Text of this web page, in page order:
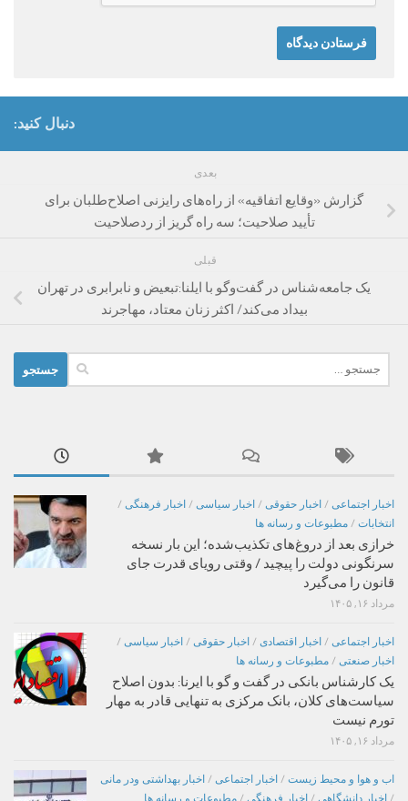
دنبال کنید:
بعدی
گزارش «وقایع اتفاقیه» از راه‌های رایزنی اصلاح‌طلبان برای
تأیید صلاحیت؛ سه راه گریز از ردصلاحیت
قبلی
یک جامعه‌شناس در گفت‌وگو با ایلنا:تبعیض و نابرابری در تهران
بیداد می‌کند/ اکثر زنان معتاد، مهاجرند
برای:
اخبار اجتماعی / اخبار حقوقی / اخبار سیاسی / اخبار فرهنگی /
انتخابات / مطبوعات و رسانه ها
خرازی بعد از دروغ‌های تکذیب‌شده؛ این بار نسخه
سرنگونی دولت را پیچید / وقتی رویای قدرت جای
قانون را می‌گیرد
مرداد ۱۶, ۱۴۰۵
اخبار اجتماعی / اخبار اقتصادی / اخبار حقوقی / اخبار سیاسی /
اخبار صنعتی / مطبوعات و رسانه ها
یک کارشناس بانکی در گفت و گو با ایرنا: بدون اصلاح
سیاست‌های کلان، بانک مرکزی به تنهایی قادر به مهار
تورم نیست
مرداد ۱۶, ۱۴۰۵
اب و هوا و محیط زیست / اخبار اجتماعی / اخبار بهداشتی ودر مانی